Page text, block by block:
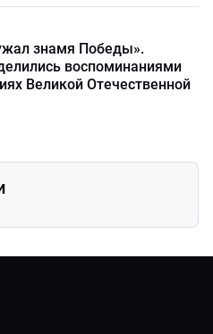
знамя Победы».
воспоминаниями
Великой Отечественной